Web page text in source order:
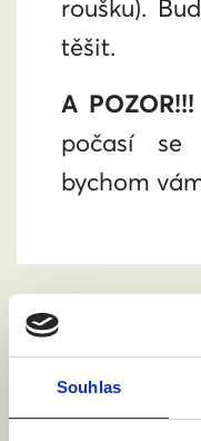
Souhlas
roušku).
těšit.
A POZOR!!!
počasí se
bychom
Dejte nám
přijít. A